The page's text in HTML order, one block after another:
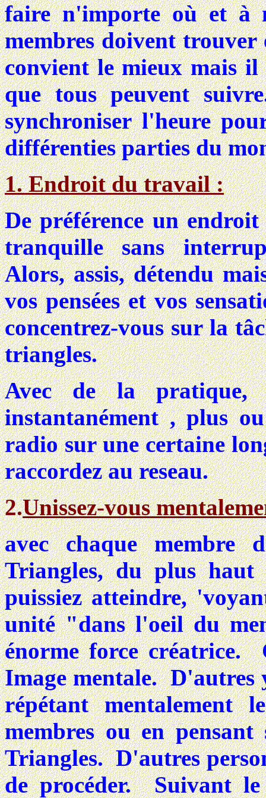
faire n'importe où et à
membres doivent trouver
convient le mieux mais il
que tous peuvent
synchroniser l'heure
différenties parties du
1. Endroit du travail :
De préférence un
tranquille sans
Alors, assis, détendu
vos pensées et vos
concentrez-vous sur la
triangles.
Avec de la pratique,
instantanément , plus
radio sur une certaine
raccordez au reseau.
2.Unissez-vous
avec chaque membre
Triangles, du plus haut
puissiez atteindre,
unité "dans l'oeil du
énorme force créatrice.
Image mentale.
répétant mentalement
membres ou en
Triangles. D'autres
de procéder. Suivant